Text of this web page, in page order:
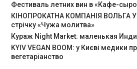
Фестиваль летних вин в «Кафе-
КІНОПРОКАТНА КОМПАНІЯ ВОЛЬГА
стрічку «Чужа молитва»
Кураж Night Market: маленькая
KYIV VEGAN BOOM: у Києві медики
вегетаріанство